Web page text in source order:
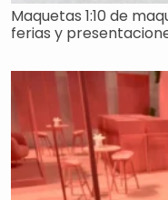
Maquetas 1:10 de
ferias y